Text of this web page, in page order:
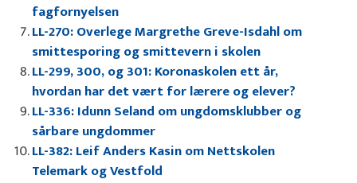
fagfornyelsen
LL-270: Overlege Margrethe Greve-Isdahl om
smittesporing og smittevern i skolen
LL-299, 300, og 301: Koronaskolen ett år,
hvordan har det vært for lærere og elever?
LL-336: Idunn Seland om ungdomsklubber og
sårbare ungdommer
LL-382: Leif Anders Kasin om Nettskolen
Telemark og Vestfold